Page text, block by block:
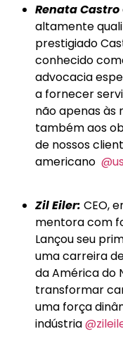
Renata Castro
altamente
prestigiado
conhecido
advocacia
a fornecer
não apenas às
também aos
de nossos
americano
Zil Eiler: CEO,
mentora com
Lançou seu
uma carreira
da América do
transformar
uma força
indústria